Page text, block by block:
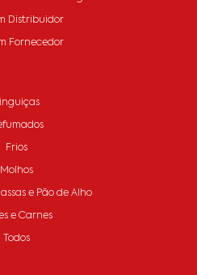
Distribuidor
Fornecedor
Frios
Molhos
e Pão de Alho
e Carnes
Todos